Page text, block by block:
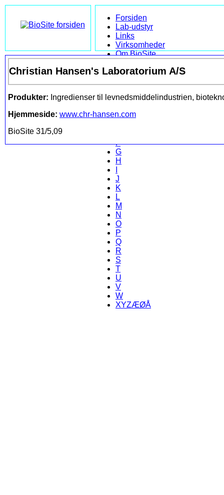
Forsiden
Lab-udstyr
Links
Virksomheder
Om BioSite
Søg
A
C
F
G
H
J
K
L
M
N
O
P
Q
R
S
T
U
V
W
XYZÆØÅ
Christian Hansen's Laboratorium A/S
Produkter: Ingredienser til levnedsmiddelindustrien,
Hjemmeside: www.chr-hansen.com
BioSite 31/5,09